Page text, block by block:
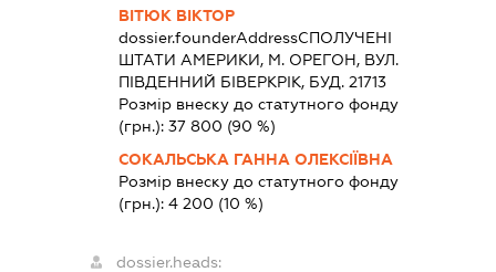
ВІТЮК ВІКТОР
dossier.founderAddressСПОЛУЧЕНІ
ШТАТИ АМЕРИКИ, М. ОРЕГОН, ВУЛ.
ПІВДЕННИЙ БІВЕРКРІК, БУД. 21713
Розмір внеску до статутного фонду
(грн.):37 800 (90 %)
СОКАЛЬСЬКА ГАННА ОЛЕКСІЇВНА
Розмір внеску до статутного фонду
(грн.):4 200 (10 %)
dossier.heads: